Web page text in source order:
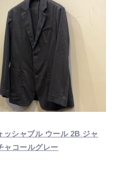
ッシャブル ウール 2B ジャ
ャコールグレー